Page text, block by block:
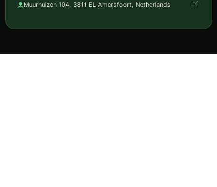
Muurhuizen 104, 3811 EL Amersfoort, Netherlands